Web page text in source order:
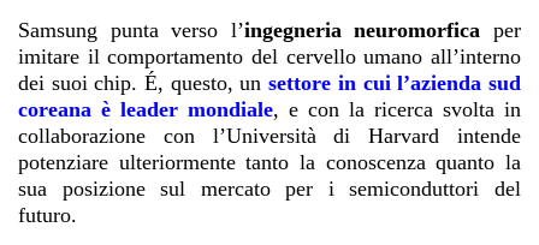
Samsung punta verso l’ingegneria neuromorfica per
imitare il comportamento del cervello umano all’interno
dei suoi chip. É, questo, unsettore in cui l’azienda sud
coreana è leader mondiale, e con la ricerca svolta in
collaborazione con l’Università di Harvard intende
potenziare ulteriormente tanto la conoscenza quanto la
sua posizione sul mercato per i semiconduttori del
futuro.